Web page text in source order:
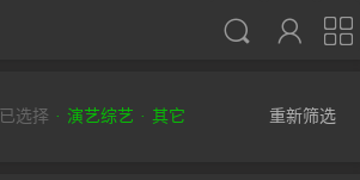



已选择 演艺综艺 其它 重新筛选